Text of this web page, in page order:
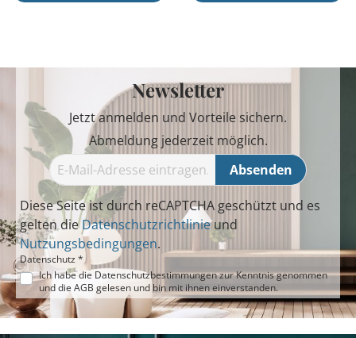
Newsletter
Jetzt anmelden und Vorteile sichern.
Abmeldung jederzeit möglich.
Absenden
Diese Seite ist durch reCAPTCHA geschützt und es
gelten dieDatenschutzrichtlinieund
Nutzungsbedingungen.
Datenschutz *
Ich habe die Datenschutzbestimmungenzur Kenntnis genommen
und die AGB gelesen und bin mit ihnen einverstanden.